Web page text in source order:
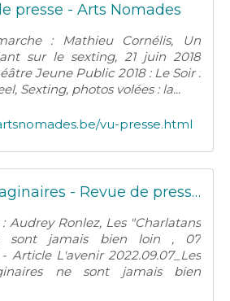
presse - Arts Nomades
: Mathieu Cornélis, Un
sur le sexting, 21 juin 2018
Jeune Public 2018 : Le Soir :
Sexting, photos volées : la...
vu-presse.html
Charlatans Imaginaires - Revue de presse - Arts Nomades
Audrey Ronlez, Les "Charlatans
sont jamais bien loin , 07
Article L'avenir 2022.09.07_Les
ne sont jamais bien